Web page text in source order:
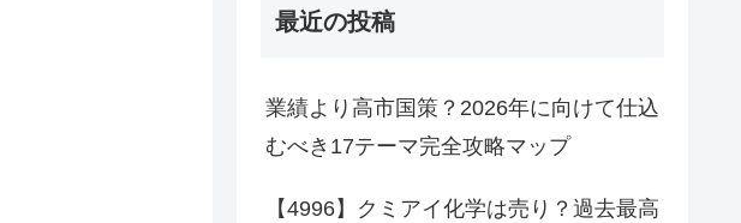
最近の投稿
業績より高市国策？2026年に向けて仕込
むべき17テーマ完全攻略マップ
【4996】クミアイ化学は売り？過去最高